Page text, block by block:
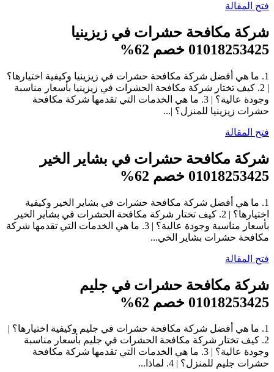
فتح المقالة
شركة مكافحة حشرات في زيزينيا
01018253425 خصم 62%
1. ما هي أفضل شركة مكافحة حشرات في زيزينيا وكيفية اختيارها؟
| 2. كيف تختار شركة مكافحة الحشرات في زيزينيا بأسعار مناسبة
وجودة عالية؟ | 3. ما هي الخدمات التي تقدمها شركة مكافحة
حشرات زيزينيا للمنزل؟ |...
فتح المقالة
شركة مكافحة حشرات في بشاير الخير
01018253425 خصم 62%
1. ما هي أفضل شركة مكافحة حشرات في بشاير الخير وكيفية
اختيارها؟ | 2. كيف تختار شركة مكافحة الحشرات في بشاير الخير
بأسعار مناسبة وجودة عالية؟ | 3. ما هي الخدمات التي تقدمها شركة
مكافحة حشرات بشاير الخي...
فتح المقالة
شركة مكافحة حشرات في جليم
01018253425 خصم 62%
1. ما هي أفضل شركة مكافحة حشرات في جليم وكيفية اختيارها؟ |
2. كيف تختار شركة مكافحة الحشرات في جليم بأسعار مناسبة
وجودة عالية؟ | 3. ما هي الخدمات التي تقدمها شركة مكافحة
حشرات جليم للمنزل؟ | 4. لماذا...